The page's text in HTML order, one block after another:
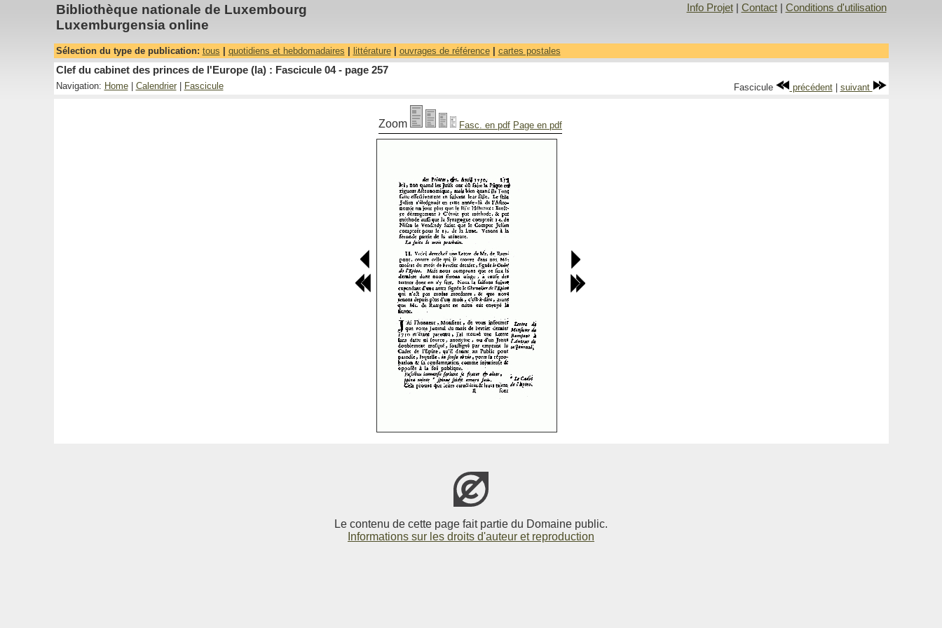
Bibliothèque nationale de Luxembourg
Luxemburgensia online
Info Projet| Contact| Conditions d'utilisation
Sélection du type de publication: tous quotidiens et hebdomadaires littérature| ouvrages de référence| cartes postales
Clef du cabinet des princes de l'Europe (la) : Fascicule 04 - page 257
Navigation: Home| Calendrier| Fascicule Fascicule précédent| suivant
Zoom Fasc. en pdf Page en pdf
Le contenu de cette page fait partie du Domaine public.
Informations sur les droits d'auteur et reproduction